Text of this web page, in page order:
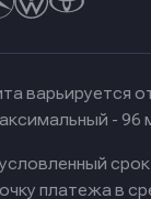
варьируется
- 96
платежа в